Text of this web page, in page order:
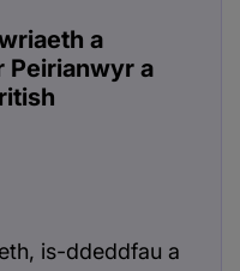
a
Peirianwyr a
is-ddeddfau a